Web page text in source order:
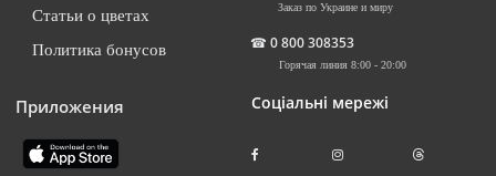
Статьи о цветах
Политика бонусов
Приложения
Заказ по Украине и миру
☎ 0 800 308353
Горячая линия 8:00 - 20:00
Соціальні мережі